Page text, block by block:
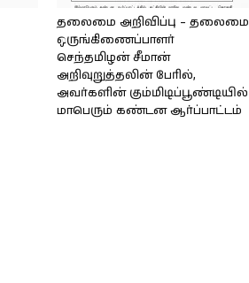
தலைமை அறிவிப்பு – தலைமை
ஒருங்கிணைப்பாளர்
செந்தமிழன் சீமான்
அறிவுறுத்தலின் பேரில்,
அவர்களின் கும்மிடிப்பூண்டியில்
மாபெரும் கண்டன ஆர்ப்பாட்டம்